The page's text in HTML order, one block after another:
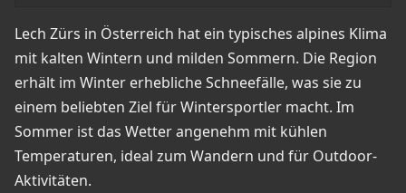
Lech Zürs in Österreich hat ein typisches alpines Klima
mit kalten Wintern und milden Sommern. Die Region
erhält im Winter erhebliche Schneefälle, was sie zu
einem beliebten Ziel für Wintersportler macht. Im
Sommer ist das Wetter angenehm mit kühlen
Temperaturen, ideal zum Wandern und für Outdoor-
Aktivitäten.